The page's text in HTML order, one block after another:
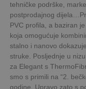
tehničke podrške,
postprodajnog
PVC profila, a baziran
koja omogućuje
stalno i nanovo
struke. Posljednje u
za Elegant s
smo s primili na “2.
godine. Upravo zato s